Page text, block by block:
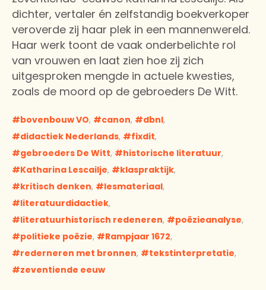
dichter, vertaler én zelfstandig boekverkoper
veroverde zij haar plek in een mannenwereld.
Haar werk toont de vaak onderbelichte rol
van vrouwen en laat zien hoe zij zich
uitgesproken mengde in actuele kwesties,
zoals de moord op de gebroeders De Witt.
bovenbouw VO, canon, dbnl,
didactiek Nederlands, fixdit,
gebroeders De Witt, historische literatuur,
Katharina Lescailje, klaspraktijk,
kritisch denken, lesmateriaal,
literatuurdidactiek,
literatuurhistorisch redeneren, poëzieanalyse,
politieke poëzie, Rampjaar 1672,
rederneren met bronnen, tekstinterpretatie,
zeventiende eeuw